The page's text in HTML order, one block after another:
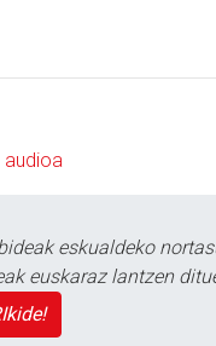
audioa
eskualdeko
euskaraz lantzen